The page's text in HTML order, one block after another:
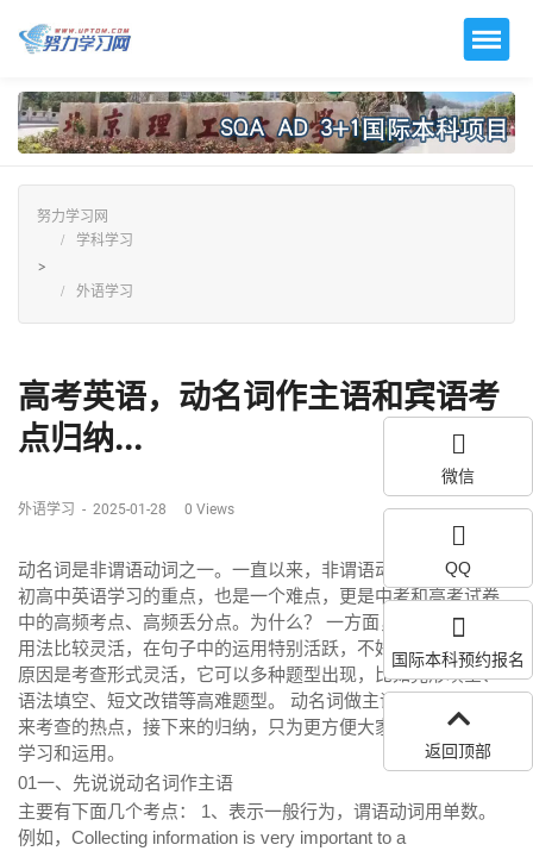
努力学习网
学科学习
>
外语学习
高考英语，动名词作主语和宾语考
点归纳...
外语学习 - 2025-01-28 0 Views
动名词是非谓语动词之一。一直以来，非谓语动词是的学习是
初高中英语学习的重点，也是一个难点，更是中考和高考试卷
中的高频考点、高频丢分点。为什么？
一方面，知识点太多，
用法比较灵活，在句子中的运用特别活跃，不好把握。 另一个
原因是考查形式灵活，它可以多种题型出现，比如完形填空、
语法填空、短文改错等高难题型。
动名词做主语和宾语是多年
来考查的热点，接下来的归纳，只为更方便大家对这些考点的
学习和运用。
01一、先说说动名词作主语
主要有下面几个考点：
1、表示一般行为，谓语动词用单数。
例如，Collecting information is very important to a
微信
QQ
国际本科预约报名
返回顶部